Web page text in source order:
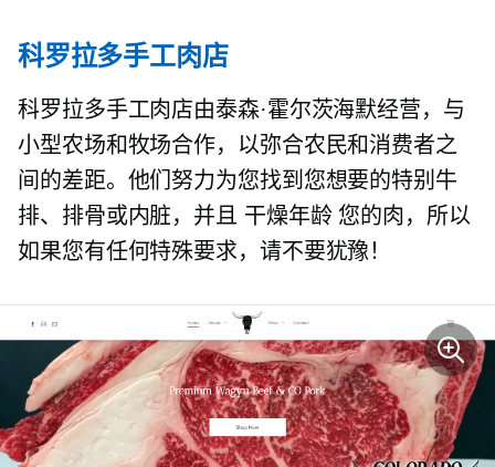
科罗拉多手工肉店
科罗拉多手工肉店由泰森·霍尔茨海默经营，与
小型农场和牧场合作，以弥合农民和消费者之
间的差距。他们努力为您找到您想要的特别牛
排、排骨或内脏，并且 干燥年龄您的肉，所以
如果您有任何特殊要求，请不要犹豫！